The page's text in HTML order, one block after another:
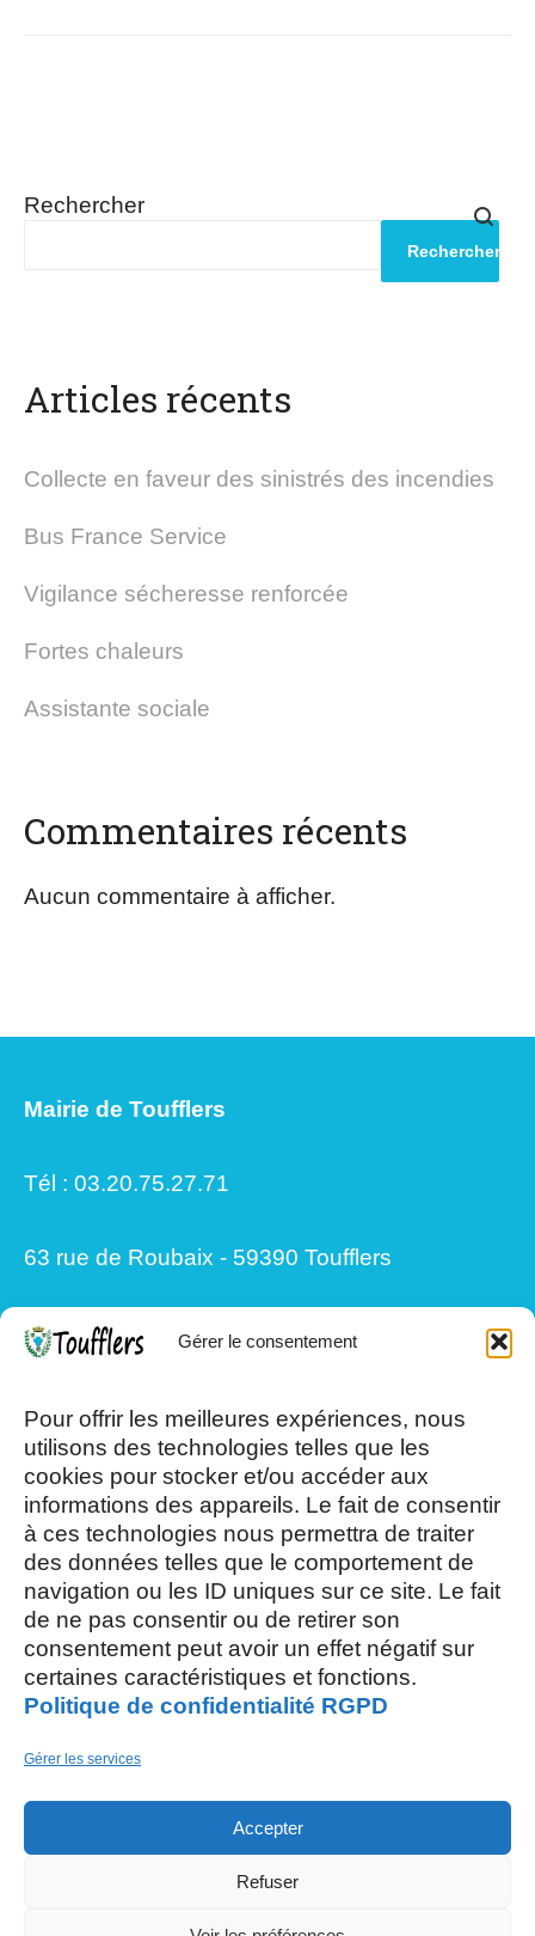
Gérer le consentement
Pour offrir les meilleures expériences, nous
utilisons des technologies telles que les
cookies pour stocker et/ou accéder aux
informations des appareils. Le fait de consentir
à ces technologies nous permettra de traiter
des données telles que le comportement de
navigation ou les ID uniques sur ce site. Le fait
de ne pas consentir ou de retirer son
consentement peut avoir un effet négatif sur
certaines caractéristiques et fonctions.
Politique de confidentialité RGPD
Gérer les services
Accepter
Refuser
Rechercher
Rechercher
Articles récents
Collecte en faveur des sinistrés des incendies
Bus France Service
Vigilance sécheresse renforcée
Fortes chaleurs
Assistante sociale
Commentaires récents
Aucun commentaire à afficher.
Mairie de Toufflers
Tél : 03.20.75.27.71
63 rue de Roubaix - 59390 Toufflers
13h30/17h15
Mercredi et Samedi : 8h- 12h
AOÛT, 2026
03
M
Restaurant scolaire, 5 rue des Champs